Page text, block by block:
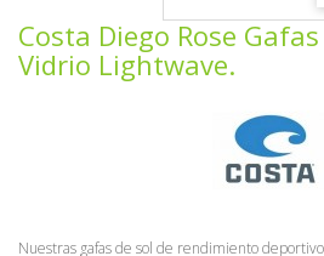
Costa Diego Rose
Vidrio Lightwave.
Nuestras gafas de sol de rendimiento